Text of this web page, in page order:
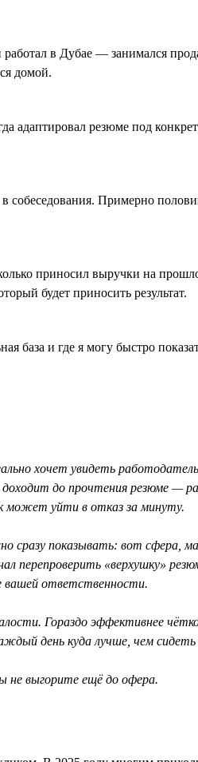
в Дубае — занимался
домой.
адаптировал резюме под
собеседования. Примерно
приносил выручки на
будет приносить результат.
и где я могу быстро
хочет увидеть
доходит до прочтения резюме —
может уйти в отказ за минуту.
сразу показывать: вот сфера,
перепроверить «верхушку»
вашей ответственности.
Гораздо эффективнее чётко
день куда лучше, чем
не выгорите ещё до офера.